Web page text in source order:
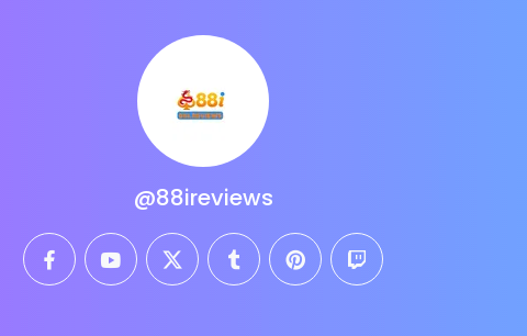
@88ireviews
facebookyoutubetwitter tumblrpinteresttwitch